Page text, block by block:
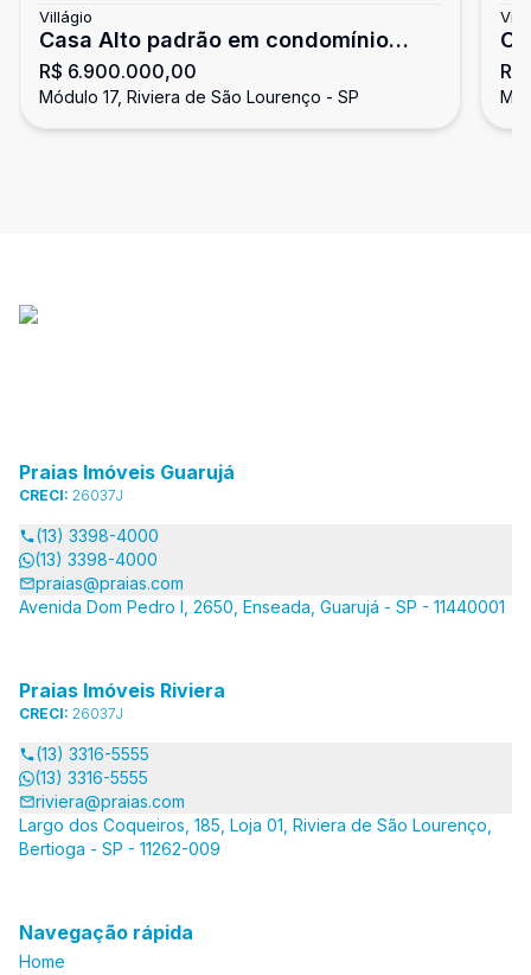
Villágio
Casa Alto padrão em condomínio
fechado, Riviera de São Lourenço
R$ 6.900.000,00
Módulo 17, Riviera de São Lourenço - SP
Praias Imóveis Guarujá
CRECI: 26037J
(13) 3398-4000
(13) 3398-4000
praias@praias.com
Avenida Dom Pedro I, 2650, Enseada, Guarujá - SP - 11440001
Praias Imóveis Riviera
CRECI: 26037J
(13) 3316-5555
(13) 3316-5555
riviera@praias.com
Largo dos Coqueiros, 185, Loja 01, Riviera de São Lourenço,
Bertioga - SP - 11262-009
Navegação rápida
Home